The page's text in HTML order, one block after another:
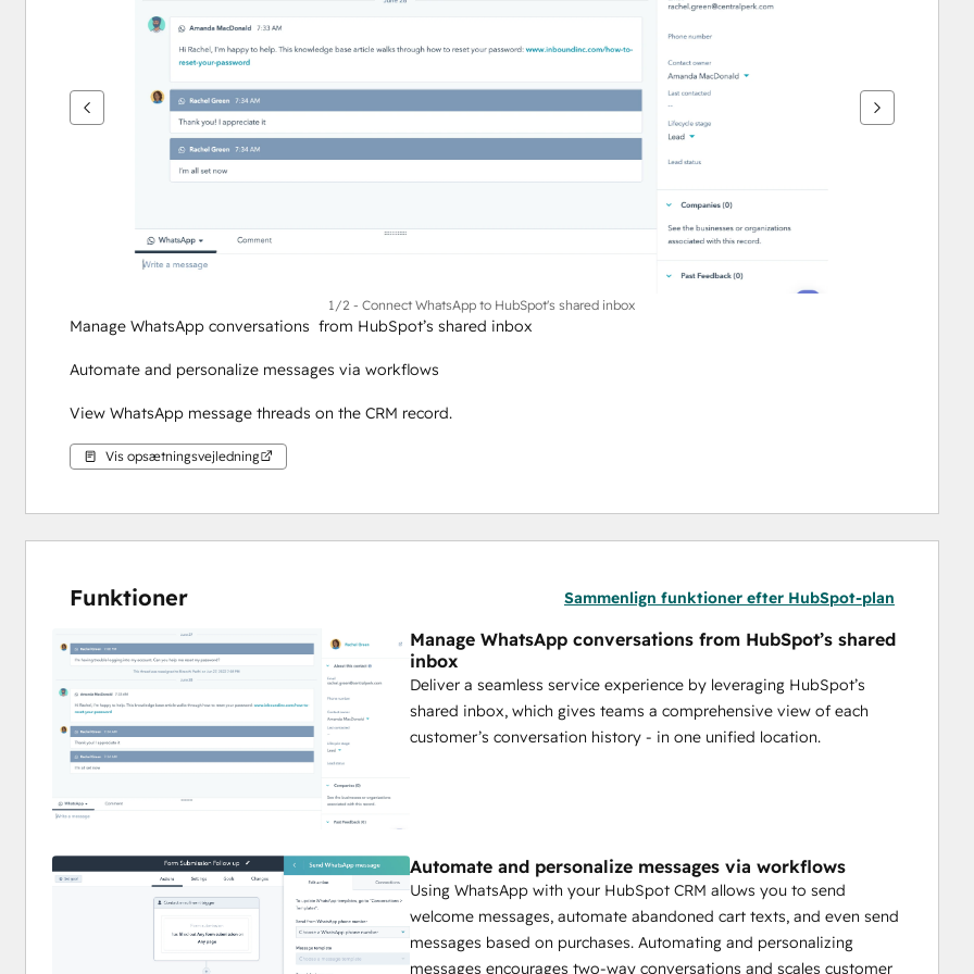
1/2 - Connect WhatsApp to HubSpot's shared inbox
Manage WhatsApp conversations  from HubSpot’s shared inbox
Automate and personalize messages via workflows
View WhatsApp message threads on the CRM record.
Vis opsætningsvejledning
Funktioner Sammenlign funktioner efter HubSpot-plan
Manage WhatsApp conversations from HubSpot’s shared
inbox
Deliver a seamless service experience by leveraging HubSpot’s
shared inbox, which gives teams a comprehensive view of each
customer’s conversation history - in one unified location.
Automate and personalize messages via workflows
Using WhatsApp with your HubSpot CRM allows you to send
welcome messages, automate abandoned cart texts, and even send
messages based on purchases. Automating and personalizing
messages encourages two-way conversations and scales customer